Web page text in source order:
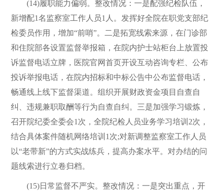
(14)履职能力偏弱。整改情况：一是配强纪检队伍，
新增配1名监察室工作人员1人。发挥好全院在职党支部纪
检委员作用，增加“前哨”。二是拓宽线索来源，在门诊部
和住院部各设置监督举报箱，在院内护士站柜台上放置投
诉监督电话立牌，医院官网首页开设互动咨询专栏、公布
投诉举报电话，在院内招标和中标公告中公布监督电话，
畅通线上线下监督渠道。组织开展财政资金项目自查自
纠、违规兼职取酬等行为自查自纠。三是加强学习锻炼，
召开院纪委全委会1次，全院纪检人员业务学习培训2次，
结合具体案件随机网络培训1次;对新调整监察室工作人员
以“老带新”的方式实战练兵，提高办案水平。对办结的问
题线索进行立卷归档。
(15)日常监督不严实。整改情况：一是突出重点，开